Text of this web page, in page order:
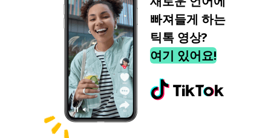
빠져들게 하는
틱톡 영상?
여기 있어요!